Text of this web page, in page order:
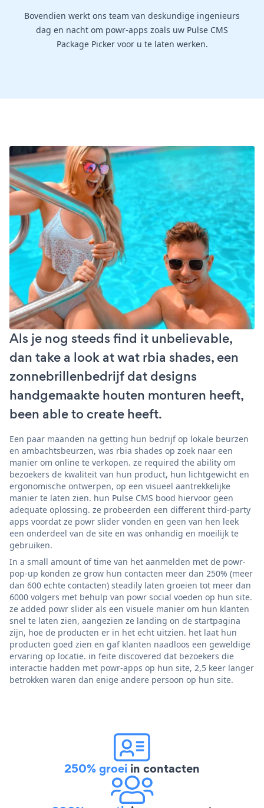
Bovendien werkt ons team van deskundige ingenieurs
dag en nacht om powr-apps zoals uw Pulse CMS
Package Picker voor u te laten werken.
Als je nog steeds find it unbelievable,
dan take a look at wat rbia shades, een
zonnebrillenbedrijf dat designs
handgemaakte houten monturen heeft,
been able to create heeft.
Een paar maanden na getting hun bedrijf op lokale beurzen
en ambachtsbeurzen, was rbia shades op zoek naar een
manier om online te verkopen. ze required the ability om
bezoekers de kwaliteit van hun product, hun lichtgewicht en
ergonomische ontwerpen, op een visueel aantrekkelijke
manier te laten zien. hun Pulse CMS bood hiervoor geen
adequate oplossing. ze probeerden een different third-party
apps voordat ze powr slider vonden en geen van hen leek
een onderdeel van de site en was onhandig en moeilijk te
gebruiken.
In a small amount of time van het aanmelden met de powr-
pop-up konden ze grow hun contacten meer dan 250% (meer
dan 600 echte contacten) steadily laten groeien tot meer dan
6000 volgers met behulp van powr social voeden op hun site.
ze added powr slider als een visuele manier om hun klanten
snel te laten zien, aangezien ze landing on de startpagina
zijn, hoe de producten er in het echt uitzien. het laat hun
producten goed zien en gaf klanten naadloos een geweldige
ervaring op locatie. in feite discovered dat bezoekers die
interactie hadden met powr-apps op hun site, 2,5 keer langer
betrokken waren dan enige andere persoon op hun site.
250% groei in contacten